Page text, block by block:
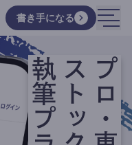
書き手になる
ストック型